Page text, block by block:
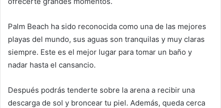
Palm Beach ha sido reconocida como una de las mejores
playas del mundo, sus aguas son tranquilas y muy claras
siempre. Este es el mejor lugar para tomar un baño y
nadar hasta el cansancio.
Después podrás tenderte sobre la arena a recibir una
descarga de sol y broncear tu piel. Además, queda cerca